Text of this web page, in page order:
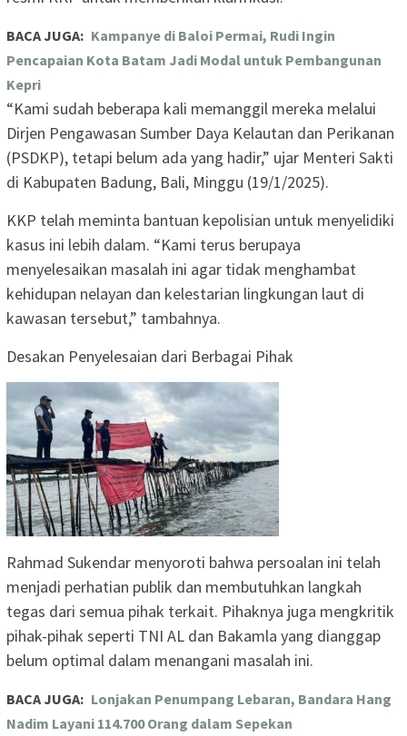
BACA JUGA: Kampanye di Baloi Permai, Rudi Ingin
Pencapaian Kota Batam Jadi Modal untuk Pembangunan
Kepri
“Kami sudah beberapa kali memanggil mereka melalui
Dirjen Pengawasan Sumber Daya Kelautan dan Perikanan
(PSDKP), tetapi belum ada yang hadir,” ujar Menteri Sakti
di Kabupaten Badung, Bali, Minggu (19/1/2025).
KKP telah meminta bantuan kepolisian untuk menyelidiki
kasus ini lebih dalam. “Kami terus berupaya
menyelesaikan masalah ini agar tidak menghambat
kehidupan nelayan dan kelestarian lingkungan laut di
kawasan tersebut,” tambahnya.
Desakan Penyelesaian dari Berbagai Pihak
Rahmad Sukendar menyoroti bahwa persoalan ini telah
menjadi perhatian publik dan membutuhkan langkah
tegas dari semua pihak terkait. Pihaknya juga mengkritik
pihak-pihak seperti TNI AL dan Bakamla yang dianggap
belum optimal dalam menangani masalah ini.
BACA JUGA: Lonjakan Penumpang Lebaran, Bandara Hang
Nadim Layani 114.700 Orang dalam Sepekan